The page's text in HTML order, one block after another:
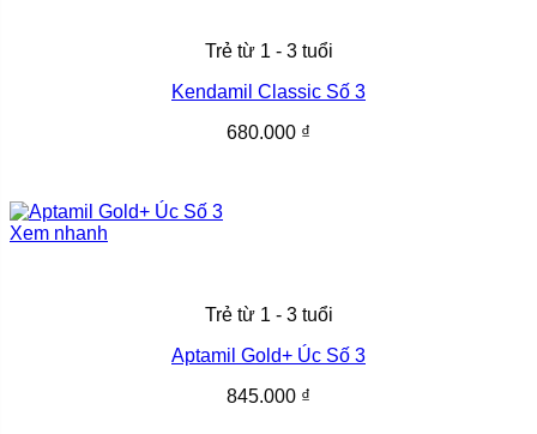
Trẻ từ 1 - 3 tuổi
Kendamil Classic Số 3
680.000 ₫
Xem nhanh
Trẻ từ 1 - 3 tuổi
Aptamil Gold+ Úc Số 3
845.000 ₫